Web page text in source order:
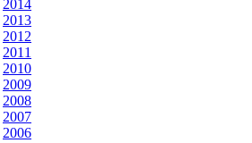
2014
2013
2012
2011
2010
2009
2008
2007
2006